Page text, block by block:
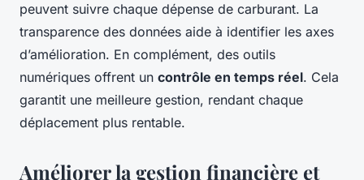
peuvent suivre chaque dépense de carburant. La
transparence des données aide à identifier les axes
d’amélioration. En complément, des outils
numériques offrent un contrôle en temps réel. Cela
garantit une meilleure gestion, rendant chaque
déplacement plus rentable.
Améliorer la gestion financière et